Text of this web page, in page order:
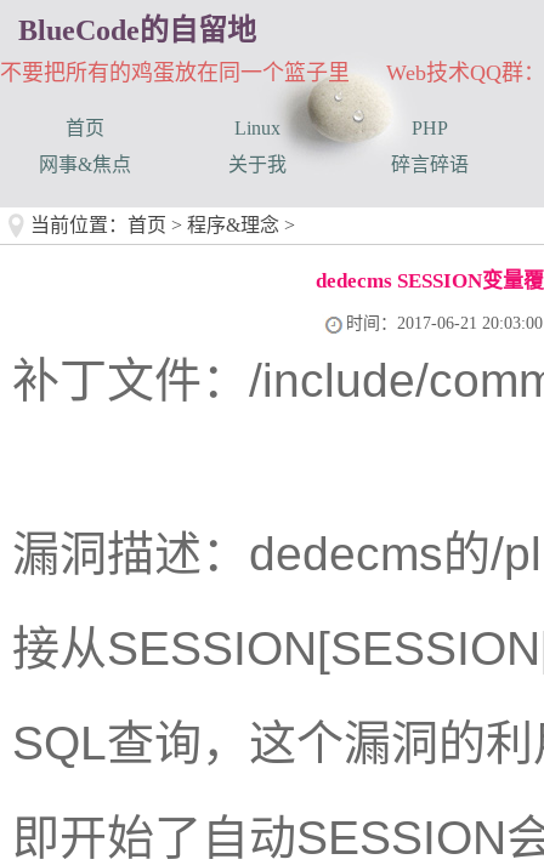
BlueCode的自留地
不要把所有的鸡蛋放在同一个篮子里 Web技术QQ群：
首页 Linux
PHP
网事&焦点
关于我 碎言碎语
当前位置： 首页 > 程序&理念 >
dedecms SESSION变量
时间：2017-06-21 20:03:00
补丁文件：/include/
漏洞描述：dedecms的/
接从
SQL查询，这个漏洞的
即开始了自动SESSION